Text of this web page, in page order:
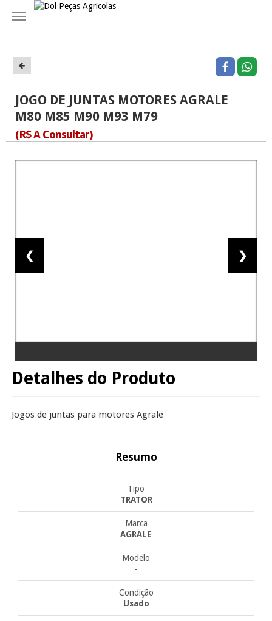
Navegação
JOGO DE JUNTAS MOTORES AGRALE
M80 M85 M90 M93 M79
(R$ A Consultar)
❮ ❯
Detalhes do Produto
Jogos de juntas para motores Agrale
Resumo
Tipo
TRATOR
Marca
AGRALE
Modelo
-
Condição
Usado